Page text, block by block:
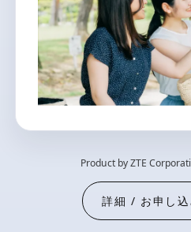
Product by ZTE
詳細 / お申し込